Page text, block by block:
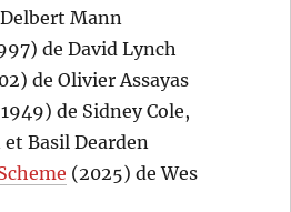
Mann
de David Lynch
de Olivier Assayas
de Sidney Cole,
Basil Dearden
(2025) de Wes